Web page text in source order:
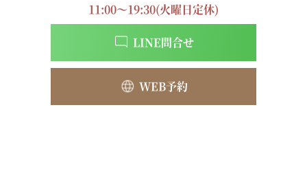
11:00～19:30(火曜日定休)
LINE問合せ
WEB予約